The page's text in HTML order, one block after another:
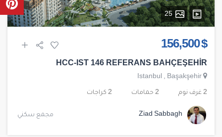
25
$ 156,500
HCC-IST 146 REFERANS BAHÇEŞEHİR
Istanbul , Başakşehir
2 غرف نوم 2 حمامات 2 كراجات
Ziad Sabbagh مجمع سكني